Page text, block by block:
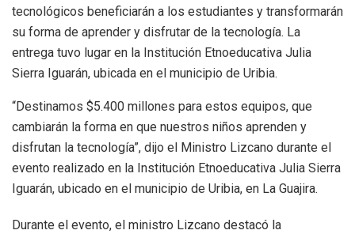
tecnológicos beneficiarán a los estudiantes y transformarán
su forma de aprender y disfrutar de la tecnología. La
entrega tuvo lugar en la Institución Etnoeducativa Julia
Sierra Iguarán, ubicada en el municipio de Uribia.
“Destinamos $5.400 millones para estos equipos, que
cambiarán la forma en que nuestros niños aprenden y
disfrutan la tecnología”, dijo el Ministro Lizcano durante el
evento realizado en la Institución Etnoeducativa Julia Sierra
Iguarán, ubicado en el municipio de Uribia, en La Guajira.
Durante el evento, el ministro Lizcano destacó la